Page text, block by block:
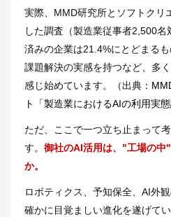
実際、MMD研究所とソフトクリ
した調査（製造業従事者2,500名
済みの企業は21.4%にとどまる
課題解決の実感を持つなど、多
感じ始めています。（出典：
ト「製造業におけるAIの利用実
ただ、ここで一つ立ち止まって
す。 御社のAI活用は、"工場の中
か。
ロボティクス、予知保全、AI外
確かに目覚ましい進化を遂げて